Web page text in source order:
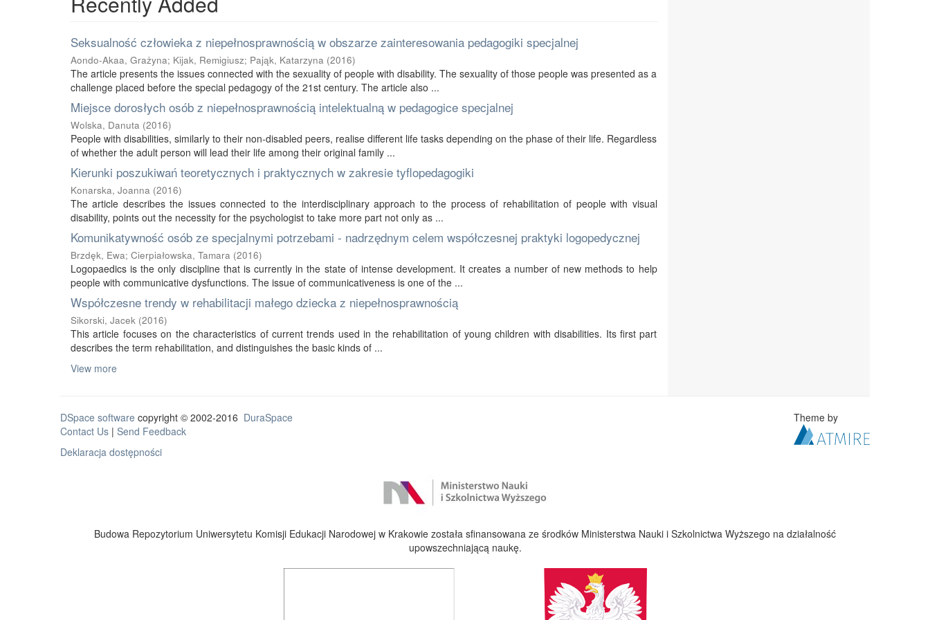
Seksualność człowieka z niepełnosprawnością w obszarze zainteresowania pedagogiki specjalnej
Aondo-Akaa, Grażyna; Kijak, Remigiusz; Pająk, Katarzyna (2016)
The article presents the issues connected with the sexuality of people with disability. The sexuality of those people was presented as a
challenge placed before the special pedagogy of the 21st century. The article also ...
Miejsce dorosłych osób z niepełnosprawnością intelektualną w pedagogice specjalnej
Wolska, Danuta (2016)
People with disabilities, similarly to their non-disabled peers, realise different life tasks depending on the phase of their life. Regardless
of whether the adult person will lead their life among their original family ...
Kierunki poszukiwań teoretycznych i praktycznych w zakresie tyflopedagogiki
Konarska, Joanna (2016)
The article describes the issues connected to the interdisciplinary approach to the process of rehabilitation of people with visual
disability, points out the necessity for the psychologist to take more part not only as ...
Komunikatywność osób ze specjalnymi potrzebami - nadrzędnym celem współczesnej praktyki logopedycznej
Brzdęk, Ewa; Cierpiałowska, Tamara (2016)
Logopaedics is the only discipline that is currently in the state of intense development. It creates a number of new methods to help
people with communicative dysfunctions. The issue of communicativeness is one of the ...
Współczesne trendy w rehabilitacji małego dziecka z niepełnosprawnością
Sikorski, Jacek (2016)
This article focuses on the characteristics of current trends used in the rehabilitation of young children with disabilities. Its first part
describes the term rehabilitation, and distinguishes the basic kinds of ...
View more
DSpace software copyright © 2002-2016 DuraSpace
Contact Us | Send Feedback
Deklaracja dostępności
Theme by
Budowa Repozytorium Uniwersytetu Komisji Edukacji Narodowej w Krakowie została sfinansowana ze środków Ministerstwa Nauki i Szkolnictwa Wyższego na działalność
upowszechniającą naukę.